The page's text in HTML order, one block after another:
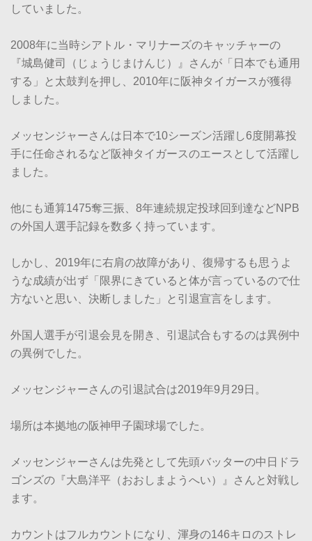
していました。
2008年に当時シアトル・マリナーズのキャッチャーの
『城島健司（じょうじまけんじ）』さんが「日本でも通用
する」と太鼓判を押し、2010年に阪神タイガースが獲得
しました。
メッセンジャーさんは日本で10シーズン活躍し6度開幕投
手に任命されるなど阪神タイガースのエースとして活躍し
ました。
他にも通算1475奪三振、8年連続規定投球回到達などNPB
の外国人選手記録を数多く持っています。
しかし、2019年に右肩の故障があり、復帰するも思うよ
うな成績が出ず「限界にきていると体が言っているので仕
方ないと思い、決断しました」と引退宣言をします。
外国人選手が引退会見を開き、引退試合もするのは異例中
の異例でした。
メッセンジャーさんの引退試合は2019年9月29日。
場所は本拠地の阪神甲子園球場でした。
メッセンジャーさんは先発として先頭バッターの中日ドラ
ゴンズの『大島洋平（おおしまようへい）』さんと対戦し
ます。
カウントはフルカウントになり、渾身の146キロのストレ